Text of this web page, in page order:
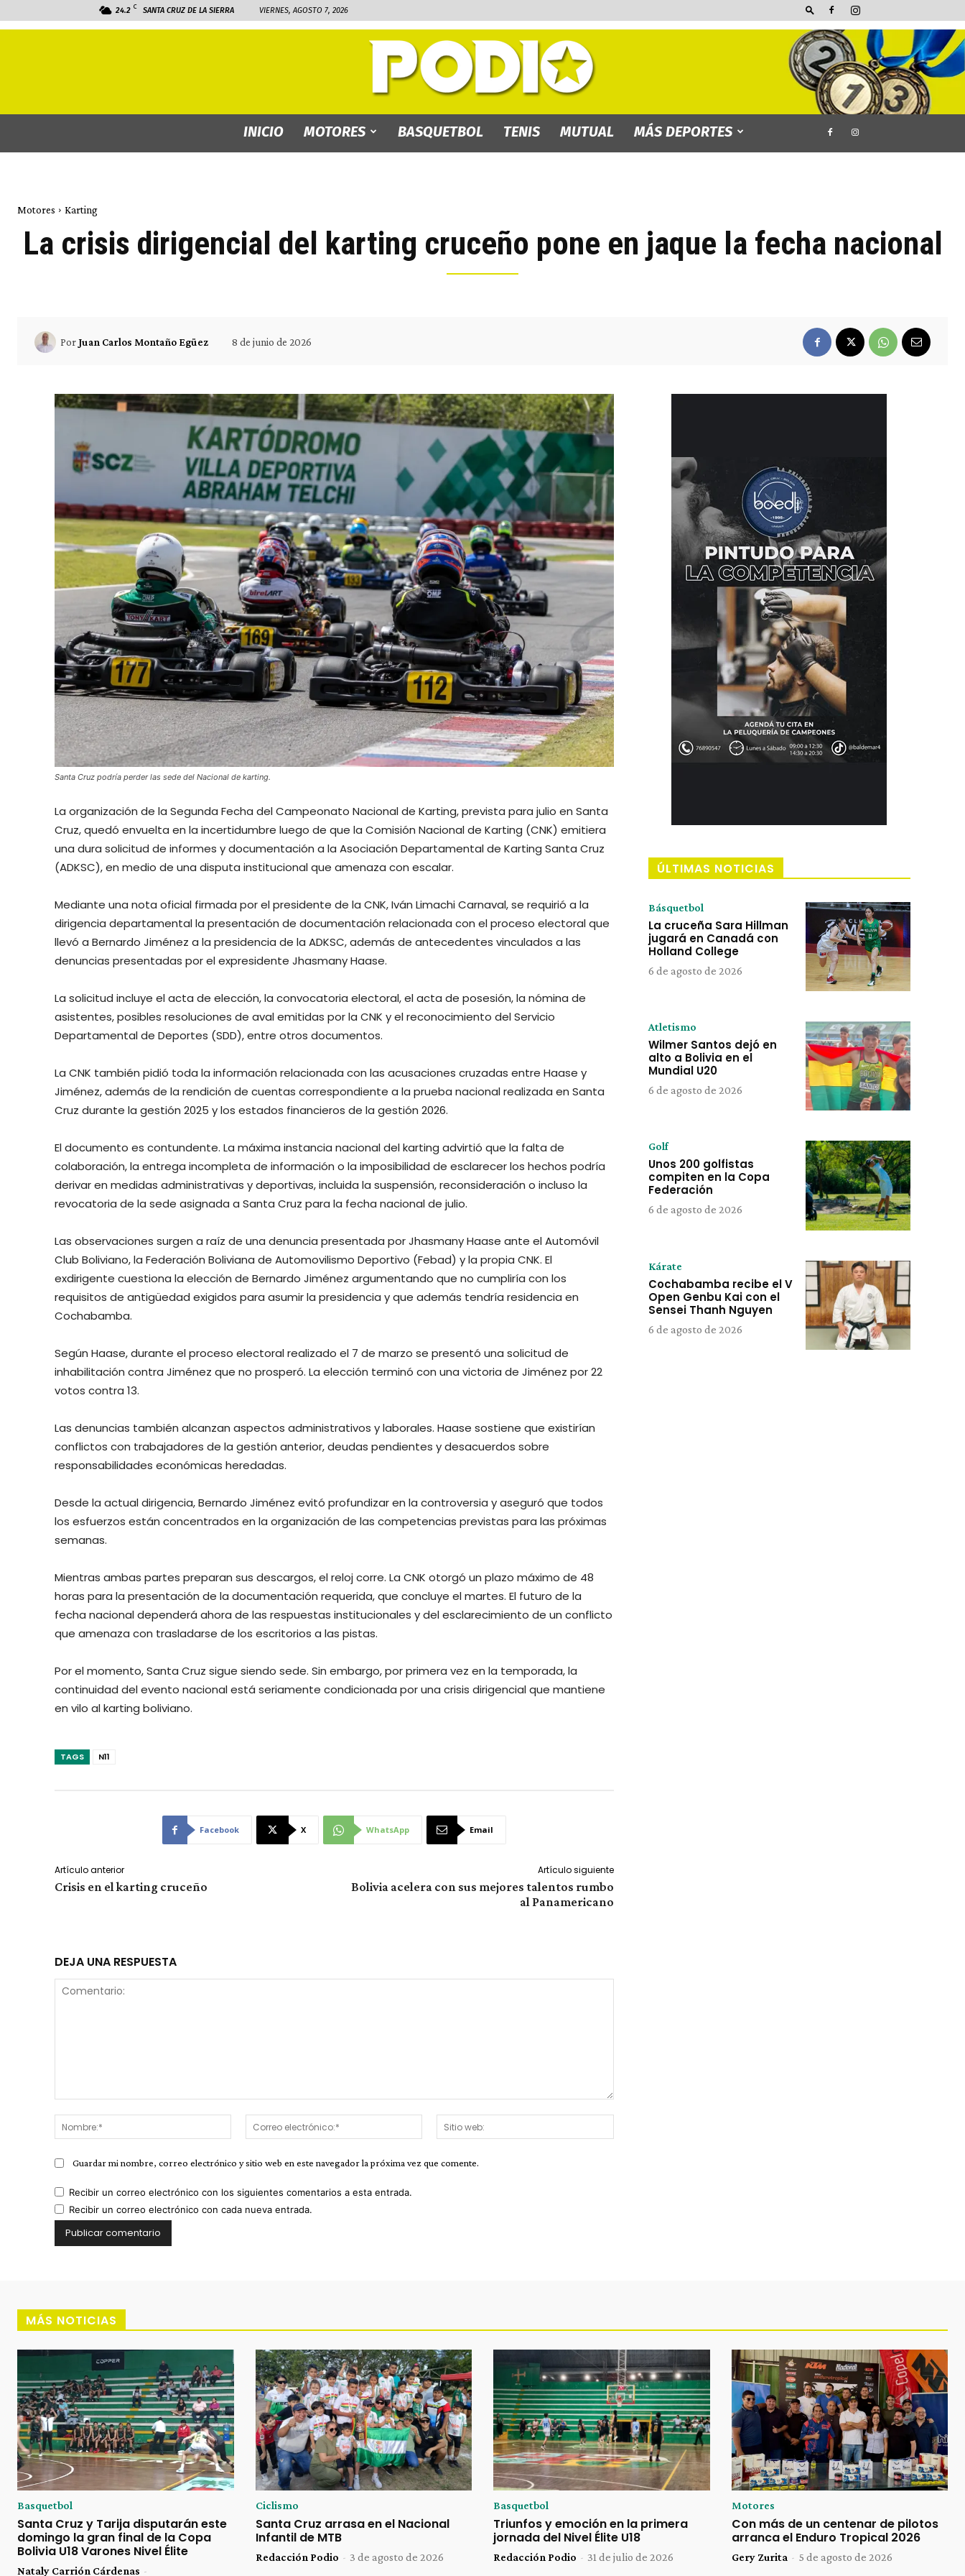
24.2 C SANTA CRUZ DE LA SIERRA VIERNES, AGOSTO 7, 2026
INICIO MOTORES BASQUETBOL TENIS MUTUAL MÁS DEPORTES
Motores Karting
La crisis dirigencial del karting cruceño pone en jaque la fecha nacional
PorJuan Carlos Montaño Egüez 8 de junio de 2026
Santa Cruz podría perder las sede del Nacional de karting.
La organización de la Segunda Fecha del Campeonato Nacional de Karting, prevista para julio en Santa
Cruz, quedó envuelta en la incertidumbre luego de que la Comisión Nacional de Karting (CNK) emitiera
una dura solicitud de informes y documentación a la Asociación Departamental de Karting Santa Cruz
(ADKSC), en medio de una disputa institucional que amenaza con escalar.
Mediante una nota oficial firmada por el presidente de la CNK, Iván Limachi Carnaval, se requirió a la
dirigencia departamental la presentación de documentación relacionada con el proceso electoral que
llevó a Bernardo Jiménez a la presidencia de la ADKSC, además de antecedentes vinculados a las
denuncias presentadas por el expresidente Jhasmany Haase.
La solicitud incluye el acta de elección, la convocatoria electoral, el acta de posesión, la nómina de
asistentes, posibles resoluciones de aval emitidas por la CNK y el reconocimiento del Servicio
Departamental de Deportes (SDD), entre otros documentos.
La CNK también pidió toda la información relacionada con las acusaciones cruzadas entre Haase y
Jiménez, además de la rendición de cuentas correspondiente a la prueba nacional realizada en Santa
Cruz durante la gestión 2025 y los estados financieros de la gestión 2026.
El documento es contundente. La máxima instancia nacional del karting advirtió que la falta de
colaboración, la entrega incompleta de información o la imposibilidad de esclarecer los hechos podría
derivar en medidas administrativas y deportivas, incluida la suspensión, reconsideración o incluso la
revocatoria de la sede asignada a Santa Cruz para la fecha nacional de julio.
Las observaciones surgen a raíz de una denuncia presentada por Jhasmany Haase ante el Automóvil
Club Boliviano, la Federación Boliviana de Automovilismo Deportivo (Febad) y la propia CNK. El
exdirigente cuestiona la elección de Bernardo Jiménez argumentando que no cumpliría con los
requisitos de antigüedad exigidos para asumir la presidencia y que además tendría residencia en
Cochabamba.
Según Haase, durante el proceso electoral realizado el 7 de marzo se presentó una solicitud de
inhabilitación contra Jiménez que no prosperó. La elección terminó con una victoria de Jiménez por 22
votos contra 13.
Las denuncias también alcanzan aspectos administrativos y laborales. Haase sostiene que existirían
conflictos con trabajadores de la gestión anterior, deudas pendientes y desacuerdos sobre
responsabilidades económicas heredadas.
Desde la actual dirigencia, Bernardo Jiménez evitó profundizar en la controversia y aseguró que todos
los esfuerzos están concentrados en la organización de las competencias previstas para las próximas
semanas.
Mientras ambas partes preparan sus descargos, el reloj corre. La CNK otorgó un plazo máximo de 48
horas para la presentación de la documentación requerida, que concluye el martes. El futuro de la
fecha nacional dependerá ahora de las respuestas institucionales y del esclarecimiento de un conflicto
que amenaza con trasladarse de los escritorios a las pistas.
Por el momento, Santa Cruz sigue siendo sede. Sin embargo, por primera vez en la temporada, la
continuidad del evento nacional está seriamente condicionada por una crisis dirigencial que mantiene
en vilo al karting boliviano.
TAGS N11
Facebook X WhatsApp Email
Artículo anterior
Crisis en el karting cruceño
Artículo siguiente
Bolivia acelera con sus mejores talentos rumbo
al Panamericano
DEJA UNA RESPUESTA
Nombre:*
Correo
electrónico:*
web:
Guardar mi nombre, correo electrónico y sitio web en este navegador la próxima vez que comente.
Recibir un correo electrónico con los siguientes comentarios a esta entrada.
Recibir un correo electrónico con cada nueva entrada.
ÚLTIMAS NOTICIAS
Básquetbol
La cruceña Sara Hillman
jugará en Canadá con
Holland College
6 de agosto de 2026
Atletismo
Wilmer Santos dejó en
alto a Bolivia en el
Mundial U20
6 de agosto de 2026
Golf
Unos 200 golfistas
compiten en la Copa
Federación
6 de agosto de 2026
Kárate
Cochabamba recibe el V
Open Genbu Kai con el
Sensei Thanh Nguyen
6 de agosto de 2026
MÁS NOTICIAS
Basquetbol
Santa Cruz y Tarija disputarán este
domingo la gran final de la Copa
Bolivia U18 Varones Nivel Élite
Nataly Carrión Cárdenas -
Ciclismo
Santa Cruz arrasa en el Nacional
Infantil de MTB
Redacción Podio - 3 de agosto de 2026
Basquetbol
Triunfos y emoción en la primera
jornada del Nivel Élite U18
Redacción Podio - 31 de julio de 2026
Motores
Con más de un centenar de pilotos
arranca el Enduro Tropical 2026
Gery Zurita - 5 de agosto de 2026